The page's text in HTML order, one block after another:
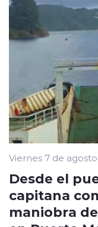
Viernes 7 de
Desde el
capitana
maniobra